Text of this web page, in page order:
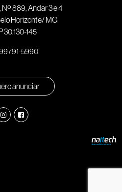
Nº 889, Andar 3 e 4
Horizonte/ MG
30.130-145
5990
anunciar